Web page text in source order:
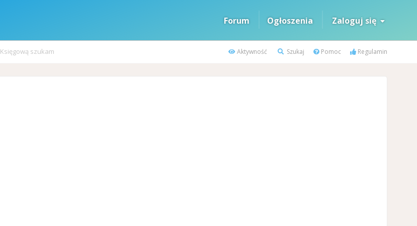
Forum Ogłoszenia Zaloguj się
Aktywność Szukaj Pomoc Regulamin
Księgową szukam